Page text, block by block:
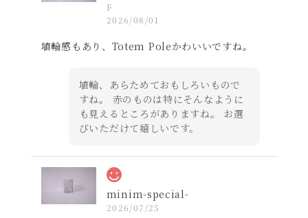
F
2026/08/01
埴輪感もあり、Totem Poleかわいいですね。
埴輪、あらためておもしろいもので
すね。 赤のものは特にそんなように
も見えるところがありますね。 お選
びいただけて嬉しいです。
minim-special-
2026/07/25